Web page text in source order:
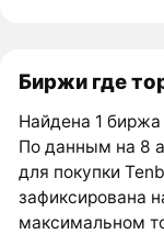
Биржи где
Найдена 1 биржа
По данным на 8
для покупки
зафиксирована
максимальном